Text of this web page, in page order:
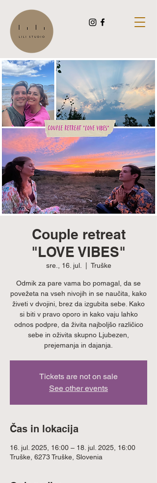
Couple retreat
"LOVE VIBES"
sre., 16. jul. Truške
Odmik za pare vama bo pomagal, da se
povežeta na vseh nivojih in se naučita, kako
živeti v dvojini, brez da izgubita sebe. Kako
si biti v pravo oporo in kako vaju lahko
odnos podpre, da živita najboljšo različico
sebe in oživita skupno Ljubezen,
prejemanja in dajanja.
Tickets are not on sale
See other events
Čas in lokacija
16. jul. 2025, 16:00 – 18. jul. 2025, 16:00
Truške, 6273 Truške, Slovenia